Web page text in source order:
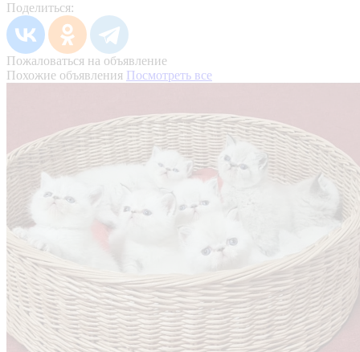
Поделиться:
Пожаловаться на объявление
Похожие объявления Посмотреть все